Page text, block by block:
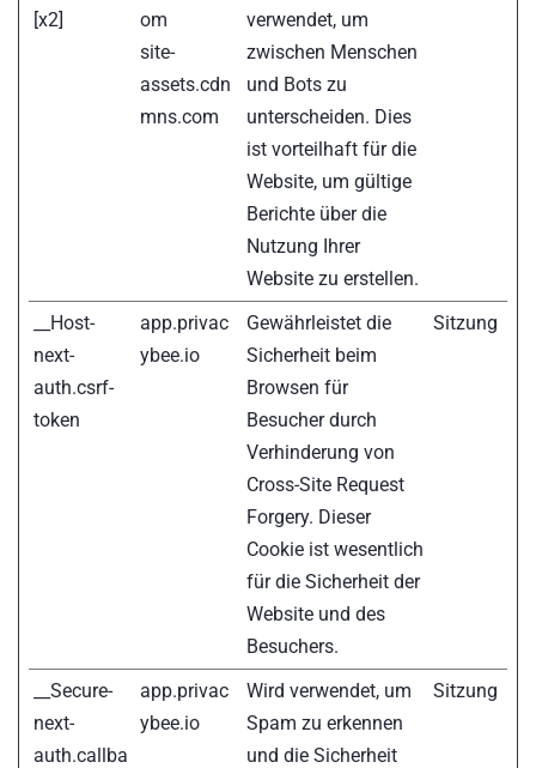
[x2]
om
site-
assets.cdn
mns.com
verwendet, um
zwischen Menschen
und Bots zu
unterscheiden. Dies
ist vorteilhaft für die
Website, um gültige
Berichte über die
Nutzung Ihrer
Website zu erstellen.
__Host-
next-
auth.csrf-
token
app.privac
ybee.io
Gewährleistet die
Sicherheit beim
Browsen für
Besucher durch
Verhinderung von
Cross-Site Request
Forgery. Dieser
Cookie ist wesentlich
für die Sicherheit der
Website und des
Besuchers.
Sitzung
__Secure-
next-
auth.callba
app.privac
ybee.io
Wird verwendet, um
Spam zu erkennen
und die Sicherheit
Sitzung